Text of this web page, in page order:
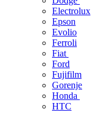
Electrolux
Epson
Evolio
Ferroli
Fiat
Ford
Fujifilm
Gorenje
Honda
HTC